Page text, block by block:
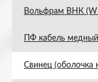
Вольфрам ВНК (W
ПФ кабель
Свинец (оболочка